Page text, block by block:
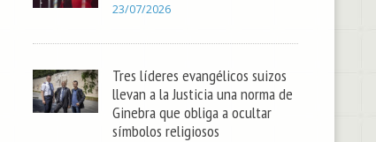
23/07/2026
Tres líderes evangélicos suizos
llevan a la Justicia una norma de
Ginebra que obliga a ocultar
símbolos religiosos